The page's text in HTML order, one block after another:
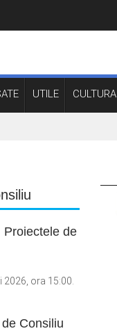
UTILE CULTURA
ani de zile”
Proiectele de
ora 15:00.
Consiliu